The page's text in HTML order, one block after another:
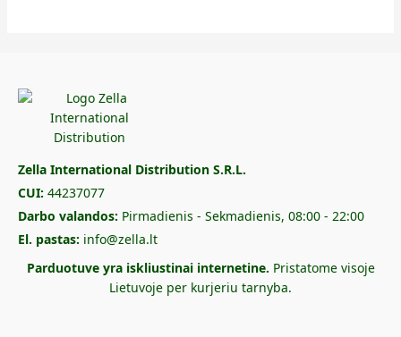
Zella International Distribution S.R.L.
CUI: 44237077
Darbo valandos: Pirmadienis - Sekmadienis, 08:00 - 22:00
El. pastas: info@zella.lt
Parduotuve yra iskliustinai internetine. Pristatome visoje
Lietuvoje per kurjeriu tarnyba.